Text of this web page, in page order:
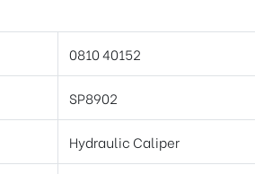
0810 40152
SP8902
Hydraulic Caliper